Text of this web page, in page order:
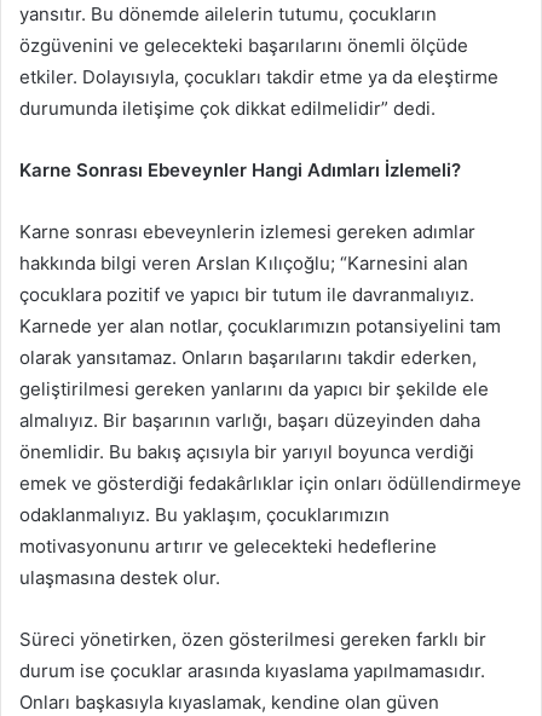
yansıtır. Bu dönemde ailelerin tutumu, çocukların
özgüvenini ve gelecekteki başarılarını önemli ölçüde
etkiler. Dolayısıyla, çocukları takdir etme ya da eleştirme
durumunda iletişime çok dikkat edilmelidir” dedi.
Karne Sonrası Ebeveynler Hangi Adımları İzlemeli?
Karne sonrası ebeveynlerin izlemesi gereken adımlar
hakkında bilgi veren Arslan Kılıçoğlu; “Karnesini alan
çocuklara pozitif ve yapıcı bir tutum ile davranmalıyız.
Karnede yer alan notlar, çocuklarımızın potansiyelini tam
olarak yansıtamaz. Onların başarılarını takdir ederken,
geliştirilmesi gereken yanlarını da yapıcı bir şekilde ele
almalıyız. Bir başarının varlığı, başarı düzeyinden daha
önemlidir. Bu bakış açısıyla bir yarıyıl boyunca verdiği
emek ve gösterdiği fedakârlıklar için onları ödüllendirmeye
odaklanmalıyız. Bu yaklaşım, çocuklarımızın
motivasyonunu artırır ve gelecekteki hedeflerine
ulaşmasına destek olur.
Süreci yönetirken, özen gösterilmesi gereken farklı bir
durum ise çocuklar arasında kıyaslama yapılmamasıdır.
Onları başkasıyla kıyaslamak, kendine olan güven